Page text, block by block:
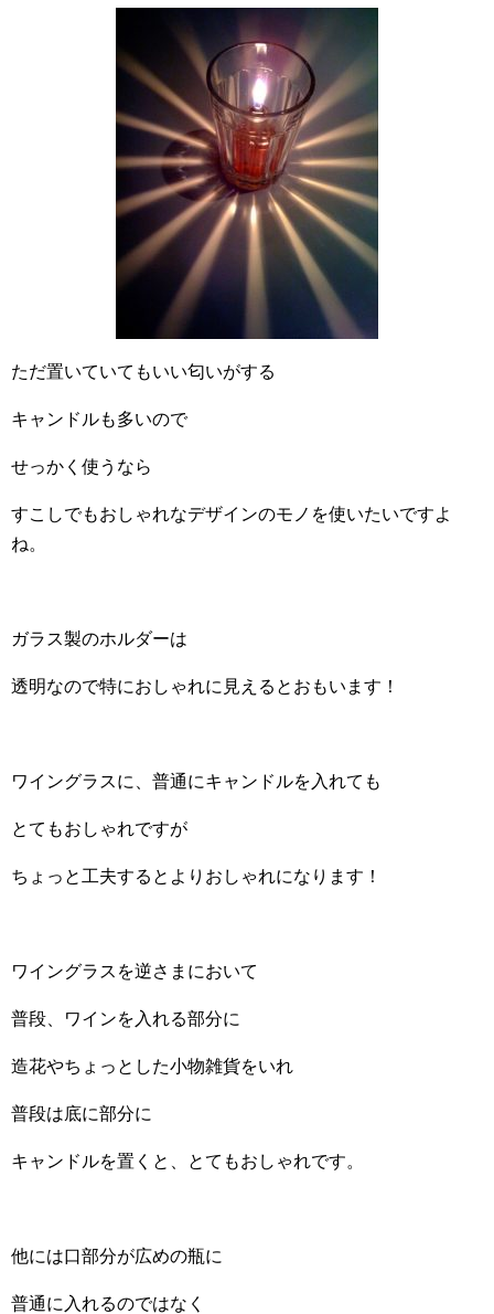
ただ置いていてもいい匂いがする
キャンドルも多いので
せっかく使うなら
すこしでもおしゃれなデザインのモノを使いたいですよ
ね。
ガラス製のホルダーは
透明なので特におしゃれに見えるとおもいます！
ワイングラスに、普通にキャンドルを入れても
とてもおしゃれですが
ちょっと工夫するとよりおしゃれになります！
ワイングラスを逆さまにおいて
普段、ワインを入れる部分に
造花やちょっとした小物雑貨をいれ
普段は底に部分に
キャンドルを置くと、とてもおしゃれです。
他には口部分が広めの瓶に
普通に入れるのではなく